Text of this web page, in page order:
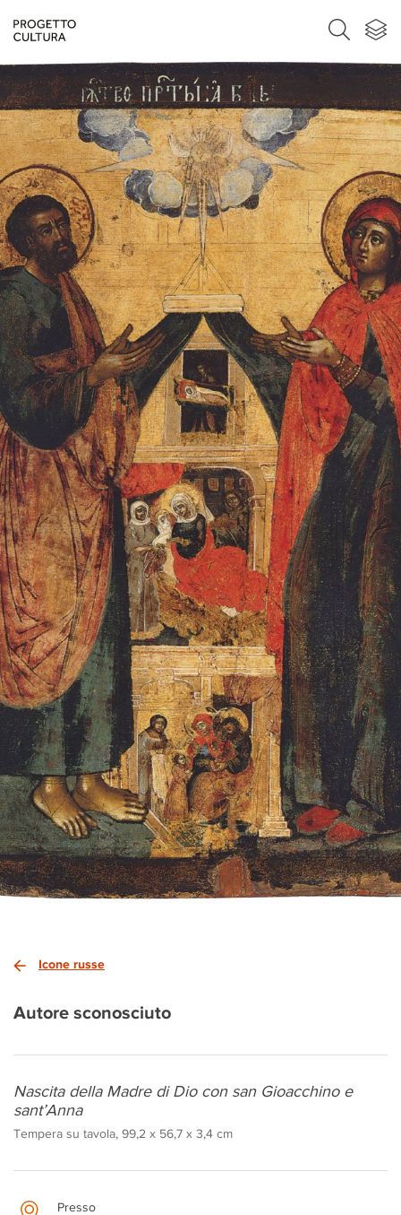
Icone russe
Autore sconosciuto
Nascita della Madre di Dio con san Gioacchino e
sant’Anna
Tempera su tavola, 99,2 x 56,7 x 3,4 cm
Presso